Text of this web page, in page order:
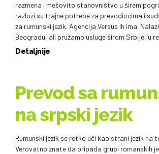
razmena i mešovito stanovništvo u širem
razlozi su trajne potrebe za prevodiocima i
za rumunski jezik. Agencija Versus ih ima.
Beogradu, ali pružamo usluge širom Srbije, u
Detaljnije
Prevod sa
na srpski jezik
Rumunski jezik se retko uči kao strani jezik na
Verovatno znate da pripada grupi romanskih